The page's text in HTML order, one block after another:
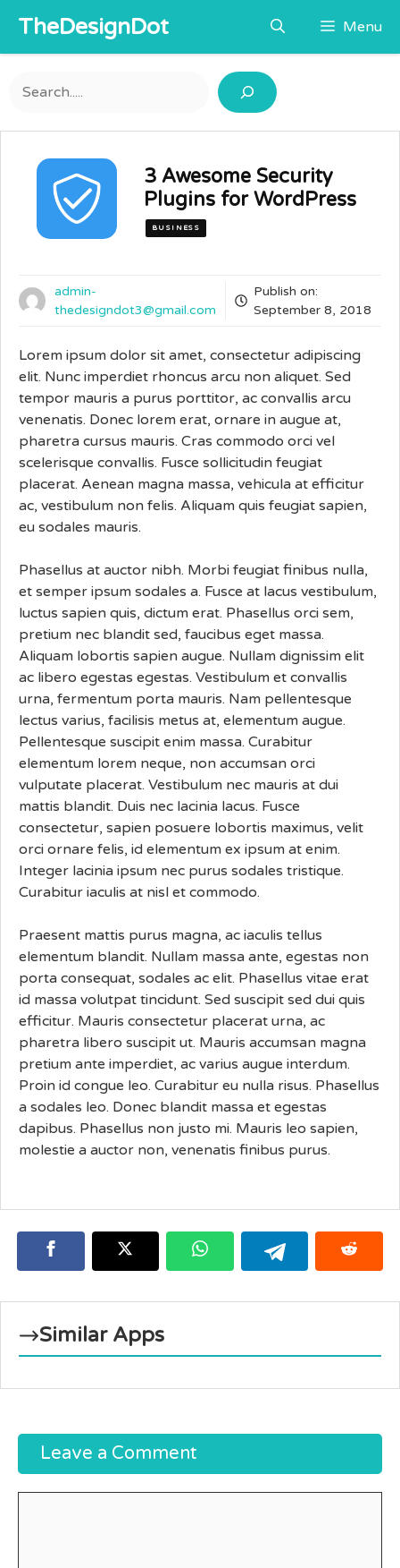
content
TheDesignDot Menu
3 Awesome Security
Plugins for WordPress
BUSINESS
admin-
thedesigndot3@gmail.com
Publish on:
September 8, 2018
Lorem ipsum dolor sit amet, consectetur adipiscing
elit. Nunc imperdiet rhoncus arcu non aliquet. Sed
tempor mauris a purus porttitor, ac convallis arcu
venenatis. Donec lorem erat, ornare in augue at,
pharetra cursus mauris. Cras commodo orci vel
scelerisque convallis. Fusce sollicitudin feugiat
placerat. Aenean magna massa, vehicula at efficitur
ac, vestibulum non felis. Aliquam quis feugiat sapien,
eu sodales mauris.
Phasellus at auctor nibh. Morbi feugiat finibus nulla,
et semper ipsum sodales a. Fusce at lacus vestibulum,
luctus sapien quis, dictum erat. Phasellus orci sem,
pretium nec blandit sed, faucibus eget massa.
Aliquam lobortis sapien augue. Nullam dignissim elit
ac libero egestas egestas. Vestibulum et convallis
urna, fermentum porta mauris. Nam pellentesque
lectus varius, facilisis metus at, elementum augue.
Pellentesque suscipit enim massa. Curabitur
elementum lorem neque, non accumsan orci
vulputate placerat. Vestibulum nec mauris at dui
mattis blandit. Duis nec lacinia lacus. Fusce
consectetur, sapien posuere lobortis maximus, velit
orci ornare felis, id elementum ex ipsum at enim.
Integer lacinia ipsum nec purus sodales tristique.
Curabitur iaculis at nisl et commodo.
Praesent mattis purus magna, ac iaculis tellus
elementum blandit. Nullam massa ante, egestas non
porta consequat, sodales ac elit. Phasellus vitae erat
id massa volutpat tincidunt. Sed suscipit sed dui quis
efficitur. Mauris consectetur placerat urna, ac
pharetra libero suscipit ut. Mauris accumsan magna
pretium ante imperdiet, ac varius augue interdum.
Proin id congue leo. Curabitur eu nulla risus. Phasellus
a sodales leo. Donec blandit massa et egestas
dapibus. Phasellus non justo mi. Mauris leo sapien,
molestie a auctor non, venenatis finibus purus.
Similar Apps
Leave a Comment